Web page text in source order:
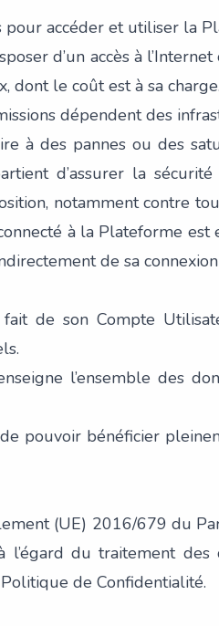
pour accéder et utiliser la
d’un accès à
dont le coût est à sa charge.
dépendent des
à des pannes ou des
d’assurer la
notamment contre
à la Plateforme est
de sa
de son Compte
l’ensemble des
pouvoir bénéficier
(UE) 2016/679 du
du traitement des
de Confidentialité.